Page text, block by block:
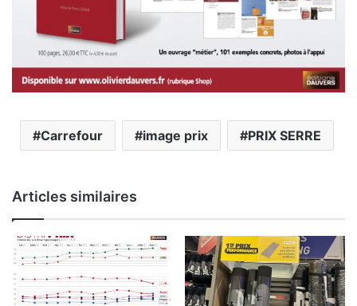
Carrefour image prix PRIX SERRE
Articles similaires